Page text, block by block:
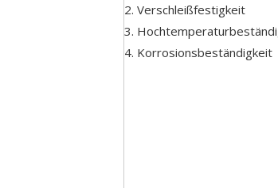
2. Verschleißfestigkeit
3.
4. Korrosionsbeständigkeit